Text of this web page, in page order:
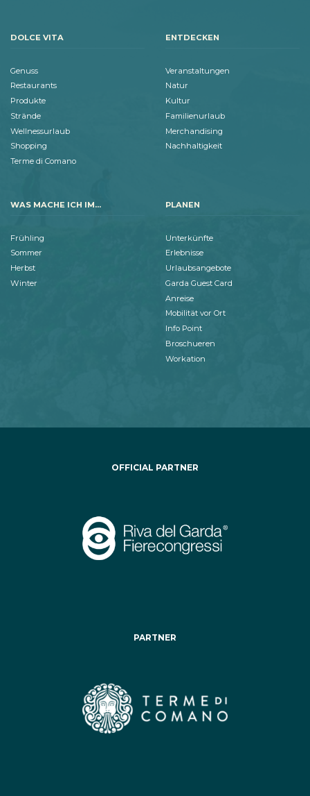
DOLCE VITA
Genuss
Restaurants
Produkte
Strände
Wellnessurlaub
Shopping
Terme di Comano
ENTDECKEN
Veranstaltungen
Natur
Kultur
Familienurlaub
Merchandising
Nachhaltigkeit
WAS MACHE ICH IM...
Frühling
Sommer
Herbst
Winter
PLANEN
Unterkünfte
Erlebnisse
Urlaubsangebote
Garda Guest Card
Anreise
Mobilität vor Ort
Info Point
Broschueren
Workation
OFFICIAL PARTNER
PARTNER